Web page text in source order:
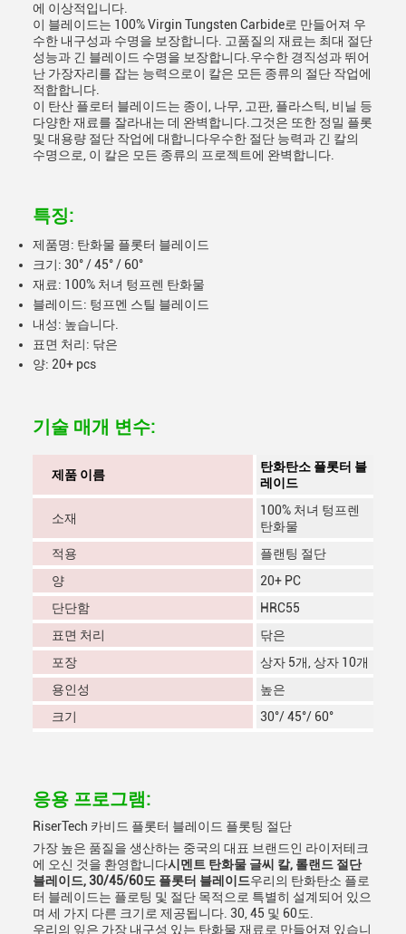
에 이상적입니다.
이 블레이드는 100% Virgin Tungsten Carbide로 만들어져 우
수한 내구성과 수명을 보장합니다. 고품질의 재료는 최대 절단
성능과 긴 블레이드 수명을 보장합니다.우수한 경직성과 뛰어
난 가장자리를 잡는 능력으로이 칼은 모든 종류의 절단 작업에
적합합니다.
이 탄산 플로터 블레이드는 종이, 나무, 고판, 플라스틱, 비닐 등
다양한 재료를 잘라내는 데 완벽합니다.그것은 또한 정밀 플롯
및 대용량 절단 작업에 대합니다우수한 절단 능력과 긴 칼의
수명으로, 이 칼은 모든 종류의 프로젝트에 완벽합니다.
특징:
제품명: 탄화물 플롯터 블레이드
크기: 30° / 45° / 60°
재료: 100% 처녀 텅프렌 탄화물
블레이드: 텅프멘 스틸 블레이드
내성: 높습니다.
표면 처리: 닦은
양: 20+ pcs
기술 매개 변수:
제품 이름
탄화탄소 플롯터 블
레이드
소재
100% 처녀 텅프렌
탄화물
적용
플랜팅 절단
양
20+ PC
단단함
HRC55
표면 처리
닦은
포장
상자 5개, 상자 10개
용인성
높은
크기
30°/ 45°/ 60°
응용 프로그램:
RiserTech 카비드 플롯터 블레이드 플롯팅 절단
가장 높은 품질을 생산하는 중국의 대표 브랜드인 라이저테크
에 오신 것을 환영합니다시멘트 탄화물 글씨 칼, 롤랜드 절단
블레이드, 30/45/60도 플롯터 블레이드우리의 탄화탄소 플로
터 블레이드는 플로팅 및 절단 목적으로 특별히 설계되어 있으
며 세 가지 다른 크기로 제공됩니다. 30, 45 및 60도.
우리의 잎은 가장 내구성 있는 탄화물 재료로 만들어져 있습니